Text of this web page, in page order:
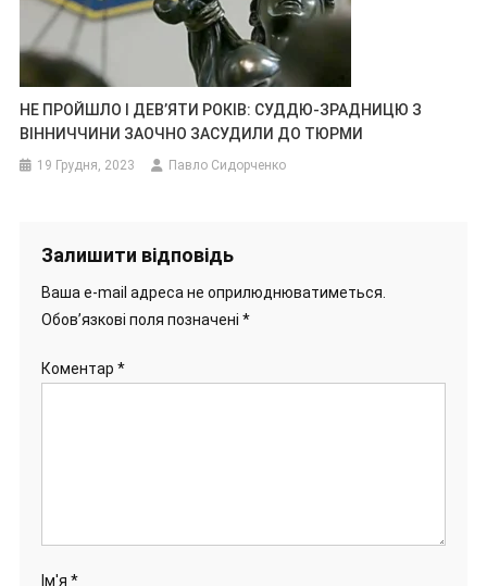
НЕ ПРОЙШЛО І ДЕВ’ЯТИ РОКІВ: СУДДЮ-ЗРАДНИЦЮ З
ВІННИЧЧИНИ ЗАОЧНО ЗАСУДИЛИ ДО ТЮРМИ
19 Грудня, 2023 Павло Сидорченко
Залишити відповідь
Ваша e-mail адреса не оприлюднюватиметься.
Обов’язкові поля позначені *
Коментар *
Ім'я *